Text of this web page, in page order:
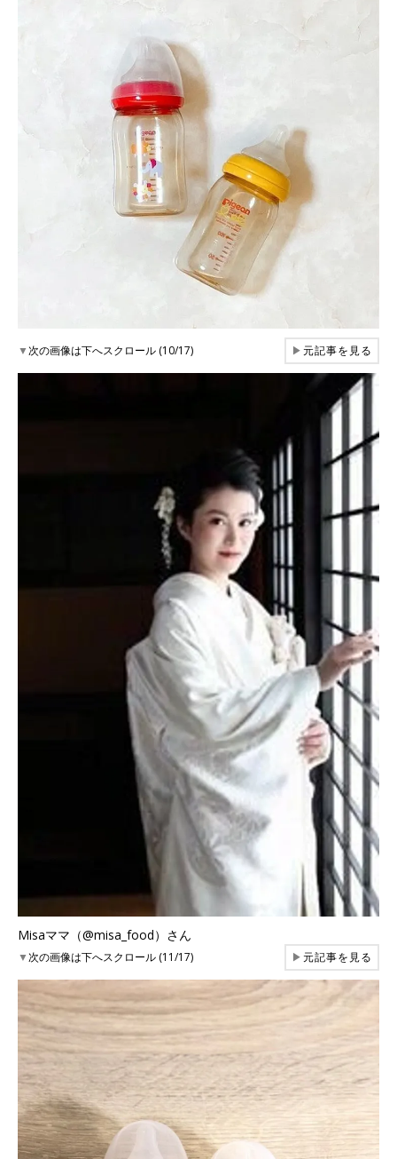
▼次の画像は下へスクロール (10/17) ▶元記事を見る
Misaママ（@misa_food）さん
▼次の画像は下へスクロール (11/17) ▶元記事を見る